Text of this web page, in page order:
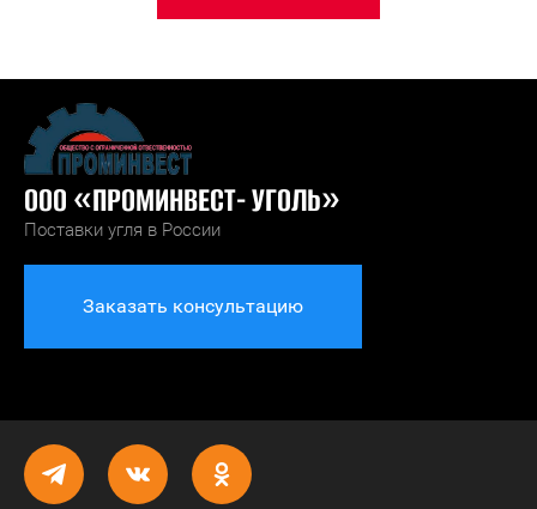
ООО «ПРОМИНВЕСТ- УГОЛЬ»
Поставки угля в России
Заказать консультацию